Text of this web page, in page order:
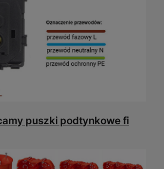
puszki podtynkowe fi